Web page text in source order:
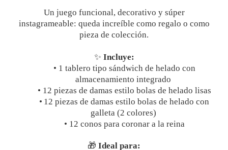
Un juego funcional, decorativo y súper
instagrameable: queda increíble como regalo o como
pieza de colección.
✨ Incluye:
• 1 tablero tipo sándwich de helado con
almacenamiento integrado
• 12 piezas de damas estilo bolas de helado lisas
• 12 piezas de damas estilo bolas de helado con
galleta (2 colores)
• 12 conos para coronar a la reina
🎁 Ideal para: